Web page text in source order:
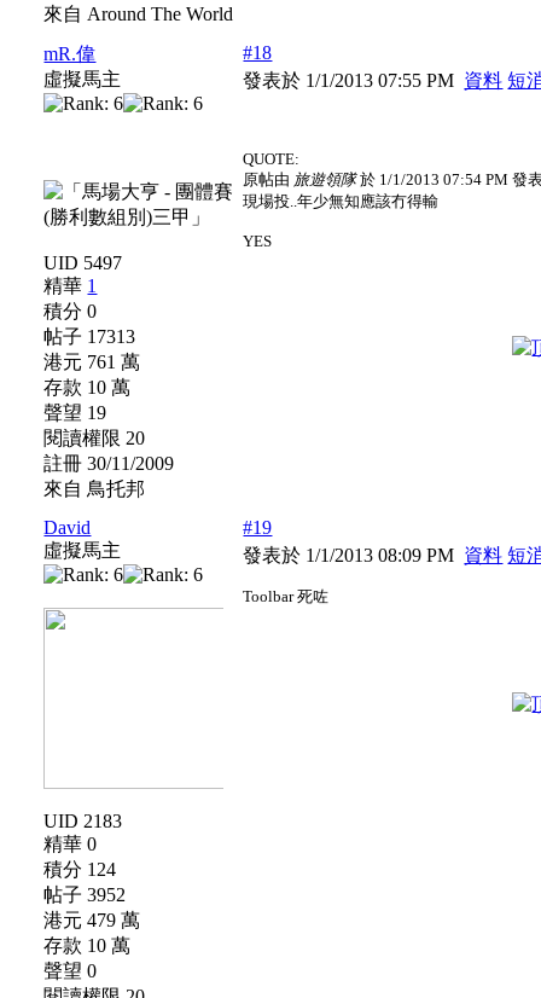
來自 Around The World
mR.偉
虛擬馬主
UID 5497
精華 1
積分 0
帖子 17313
港元 761 萬
存款 10 萬
聲望 19
閱讀權限 20
註冊 30/11/2009
來自 鳥托邦
#18
發表於 1/1/2013 07:55 PM 資料 短
QUOTE:
原帖由 旅遊領隊於 1/1/2013 07:54 PM 發
現場投..年少無知應該冇得輸
YES
David
虛擬馬主
UID 2183
精華 0
積分 124
帖子 3952
港元 479 萬
存款 10 萬
聲望 0
#19
發表於 1/1/2013 08:09 PM 資料 短
Toolbar 死咗